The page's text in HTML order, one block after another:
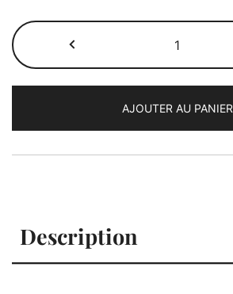
de
Le
Anna
AJOUTER AU PANIER
Description